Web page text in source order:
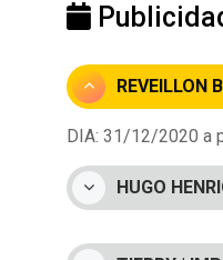
REVEILLON
DIA: 31/12/2020 a
HUGO